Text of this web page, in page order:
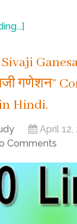
गणेशन”
Hindi.
April 12,
Comments